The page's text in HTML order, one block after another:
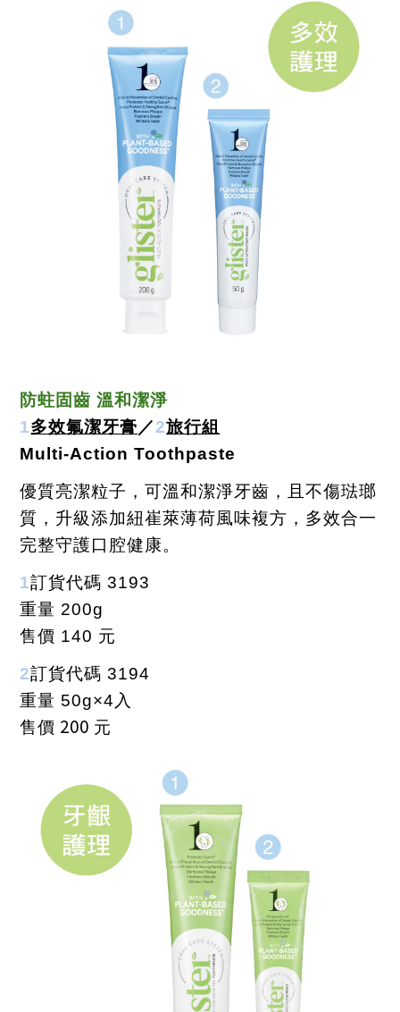
防蛀固齒 溫和潔淨
1多效氟潔牙膏 ／2旅行組
Multi-Action Toothpaste
優質亮潔粒子，可溫和潔淨牙齒，且不傷琺瑯
質，升級添加紐崔萊薄荷風味複方，多效合一
完整守護口腔健康。
1訂貨代碼 3193
重量 200g
售價 140 元
2訂貨代碼 3194
重量 50g×4 入
售價 200 元